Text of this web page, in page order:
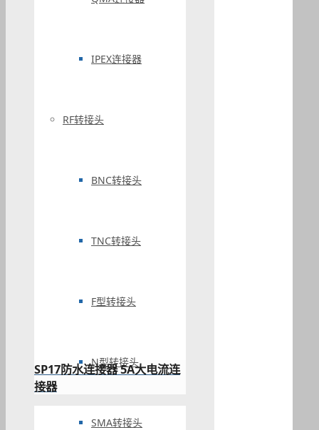
IPEX连接器
RF转接头
BNC转接头
TNC转接头
F型转接头
N型转接头
SMA转接头
SP17防水连接器 5A大电流连
接器